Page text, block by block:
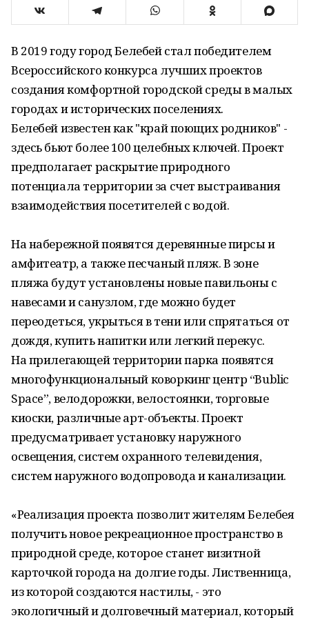
В 2019 году город Белебей стал победителем
Всероссийского конкурса лучших проектов
создания комфортной городской среды в малых
городах и исторических поселениях.
Белебей известен как "край поющих родников" -
здесь бьют более 100 целебных ключей. Проект
предполагает раскрытие природного
потенциала территории за счет выстраивания
взаимодействия посетителей с водой.
На набережной появятся деревянные пирсы и
амфитеатр, а также песчаный пляж. В зоне
пляжа будут установлены новые павильоны с
навесами и санузлом, где можно будет
переодеться, укрыться в тени или спрятаться от
дождя, купить напитки или легкий перекус.
На прилегающей территории парка появятся
многофункциональный коворкинг центр “Bublic
Space”, велодорожки, велостоянки, торговые
киоски, различные арт-объекты. Проект
предусматривает установку наружного
освещения, систем охранного телевидения,
систем наружного водопровода и канализации.
«Реализация проекта позволит жителям Белебея
получить новое рекреационное пространство в
природной среде, которое станет визитной
карточкой города на долгие годы. Лиственница,
из которой создаются настилы, - это
экологичный и долговечный материал, который